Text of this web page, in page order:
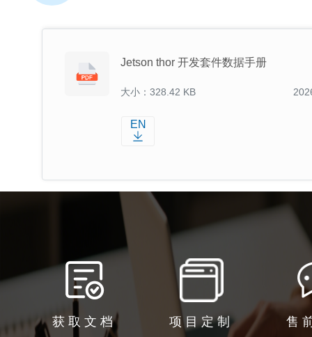
Jetson thor 开发套件数据手册
大小：328.42 KB
EN
获取文档 项目定制 售